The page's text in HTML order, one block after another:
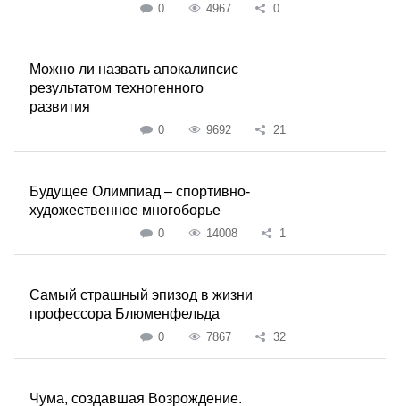
0 4967 0
Можно ли назвать апокалипсис
результатом техногенного
развития
0 9692 21
Будущее Олимпиад – спортивно-
художественное многоборье
0 14008 1
Самый страшный эпизод в жизни
профессора Блюменфельда
0 7867 32
Чума, создавшая Возрождение.